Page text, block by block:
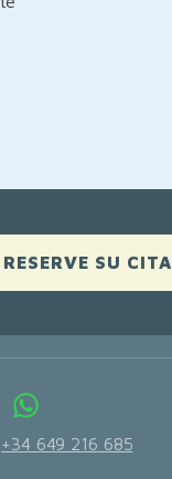
RESERVE SU CITA
+34 649 216 685